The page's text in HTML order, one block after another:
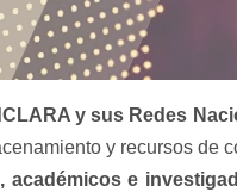
y sus Redes
y recursos de
académicos e